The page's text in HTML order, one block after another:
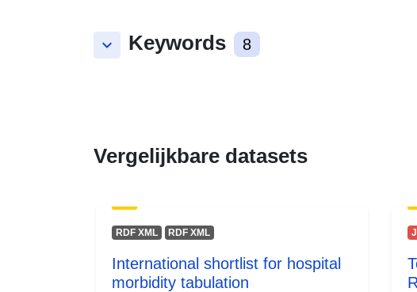
keyboard_arrow_down Keywords 8
Vergelijkbare datasets
RDF XML RDF XML
International shortlist for hospital
morbidity tabulation